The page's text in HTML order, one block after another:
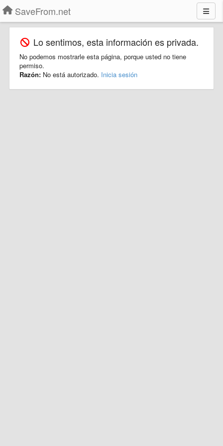
SaveFrom.net
Lo sentimos, esta información es privada.
No podemos mostrarle esta página, porque usted no tiene
permiso.
Razón: No está autorizado. Inicia sesión